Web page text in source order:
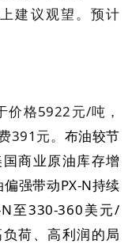
上建议观望。预计
价格5922 元/吨，
391 元。 布油较节
商业原油库存增
偏强带动PX-N持续
至330-360 美元/
荷、高利润的局